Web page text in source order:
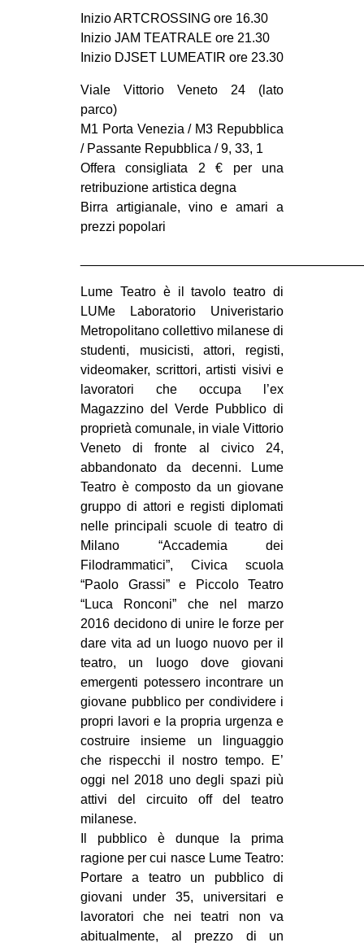
Inizio ARTCROSSING ore 16.30
Inizio JAM TEATRALE ore 21.30
Inizio DJSET LUMEATIR ore 23.30
Viale Vittorio Veneto 24 (lato
parco)
M1 Porta Venezia / M3 Repubblica
/ Passante Repubblica / 9, 33, 1
Offera consigliata 2 € per una
retribuzione artistica degna
Birra artigianale, vino e amari a
prezzi popolari
Lume Teatro è il tavolo teatro di
LUMe Laboratorio Univeristario
Metropolitano collettivo milanese di
studenti, musicisti, attori, registi,
videomaker, scrittori, artisti visivi e
lavoratori che occupa l’ex
Magazzino del Verde Pubblico di
proprietà comunale, in viale Vittorio
Veneto di fronte al civico 24,
abbandonato da decenni. Lume
Teatro è composto da un giovane
gruppo di attori e registi diplomati
nelle principali scuole di teatro di
Milano “Accademia dei
Filodrammatici”, Civica scuola
“Paolo Grassi” e Piccolo Teatro
“Luca Ronconi” che nel marzo
2016 decidono di unire le forze per
dare vita ad un luogo nuovo per il
teatro, un luogo dove giovani
emergenti potessero incontrare un
giovane pubblico per condividere i
propri lavori e la propria urgenza e
costruire insieme un linguaggio
che rispecchi il nostro tempo. E’
oggi nel 2018 uno degli spazi più
attivi del circuito off del teatro
milanese.
Il pubblico è dunque la prima
ragione per cui nasce Lume Teatro:
Portare a teatro un pubblico di
giovani under 35, universitari e
lavoratori che nei teatri non va
abitualmente, al prezzo di un